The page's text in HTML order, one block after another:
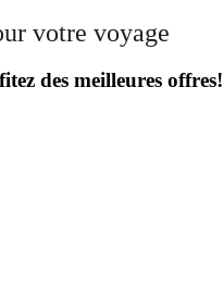
votre voyage
des meilleures offres!